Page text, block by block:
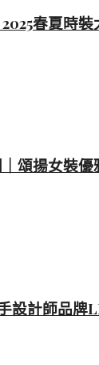
春夏時
頌揚女裝
設計師品牌